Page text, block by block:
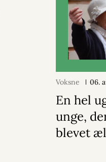
Voksne 06.
En hel
unge,
blevet